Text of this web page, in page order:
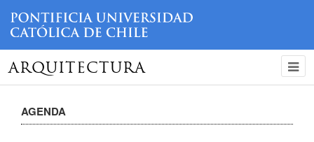
ARQUITECTURA
AGENDA